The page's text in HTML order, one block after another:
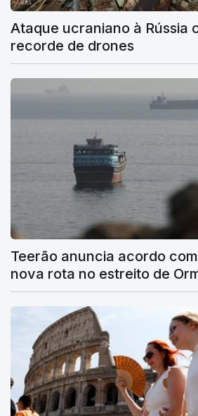
Ataque ucraniano à Rússia
recorde de drones
Teerão anuncia acordo
nova rota no estreito de